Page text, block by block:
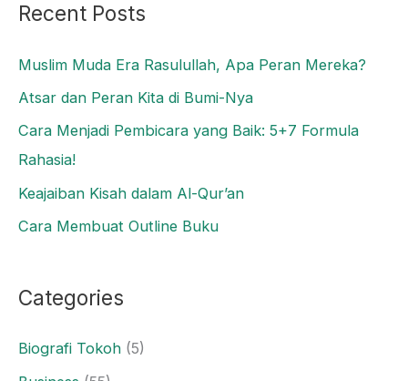
Recent Posts
Muslim Muda Era Rasulullah, Apa Peran Mereka?
Atsar dan Peran Kita di Bumi-Nya
Cara Menjadi Pembicara yang Baik: 5+7 Formula
Rahasia!
Keajaiban Kisah dalam Al-Qur’an
Cara Membuat Outline Buku
Categories
Biografi Tokoh (5)